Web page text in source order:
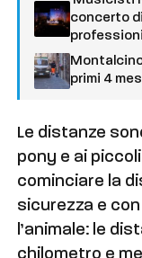
concerto
primi 4
Le distanze
pony e ai
cominciare la
sicurezza e
l’animale: le
chilometro e